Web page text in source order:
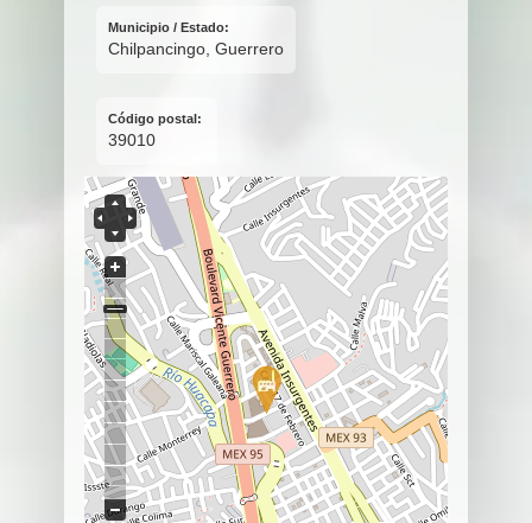
Municipio / Estado:
Chilpancingo, Guerrero
Código postal:
39010